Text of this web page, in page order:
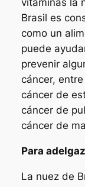
vitaminas la
Brasil es
como un
puede
prevenir
cáncer,
cáncer de
cáncer de
cáncer de
Para
La nuez de